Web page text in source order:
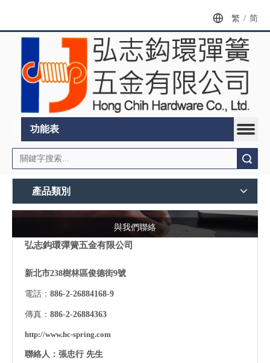
繁 / 简
功能表
產品類別
與我們聯絡
弘志鈎環彈簧五金有限公司
新北市238樹林區俊德街9號
電話： 886-2-26884168-9
傳真： 886-2-26884363
http://www.hc-spring.com
聯絡人：張忠行 先生